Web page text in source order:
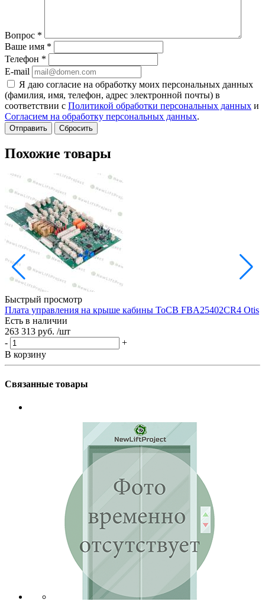
Вопрос *
Ваше имя *
Телефон *
E-mail
Я даю согласие на обработку моих персональных данных
(фамилия, имя, телефон, адрес электронной почты) в
соответствии с Политикой обработки персональных данных и
Согласием на обработку персональных данных.
Сбросить
Похожие товары
Быстрый просмотр
Плата управления на крыше кабины ToCB FBA25402CR4 Otis
Есть в наличии
263 313 руб. /шт
-
+
В корзину
Связанные товары